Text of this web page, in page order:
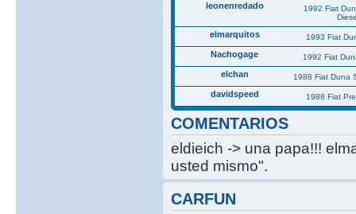
leonenredado
1992 Fiat
elmarquitos 1993 Fiat
Nachogage 1992 Fiat
elchan 1988 Fiat Duna
davidspeed 1988 Fiat
COMENTARIOS
eldieich -> una papa!!!
usted mismo".
CARFUN